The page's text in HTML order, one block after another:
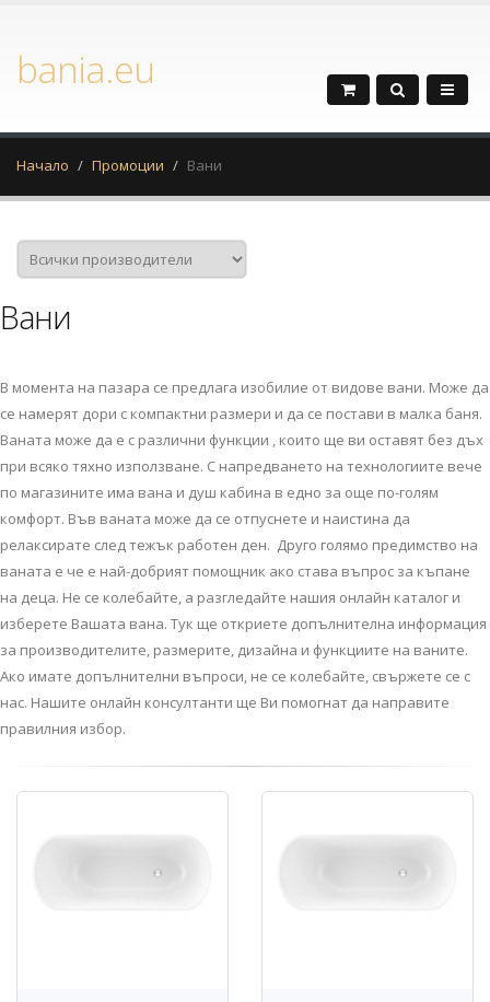
bania.eu
Начало Промоции Вани
Вани
В момента на пазара се предлага изобилие от видове вани. Може да
се намерят дори с компактни размери и да се постави в малка баня.
Ваната може да е с различни функции , които ще ви оставят без дъх
при всяко тяхно използване. С напредването на технологиите вече
по магазините има вана и душ кабина в едно за още по-голям
комфорт. Във ваната може да се отпуснете и наистина да
релаксирате след тежък работен ден. Друго голямо предимство на
ваната е че е най-добрият помощник ако става въпрос за къпане
на деца. Не се колебайте, а разгледайте нашия онлайн каталог и
изберете Вашата вана. Тук ще откриете допълнителна информация
за производителите, размерите, дизайна и функциите на ваните.
Ако имате допълнителни въпроси, не се колебайте, свържете се с
нас. Нашите онлайн консултанти ще Ви помогнат да направите
правилния избор.